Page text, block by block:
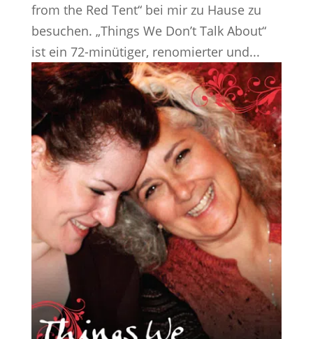
from the Red Tent“ bei mir zu Hause zu
besuchen. „Things We Don’t Talk About“
ist ein 72-minütiger, renomierter und...